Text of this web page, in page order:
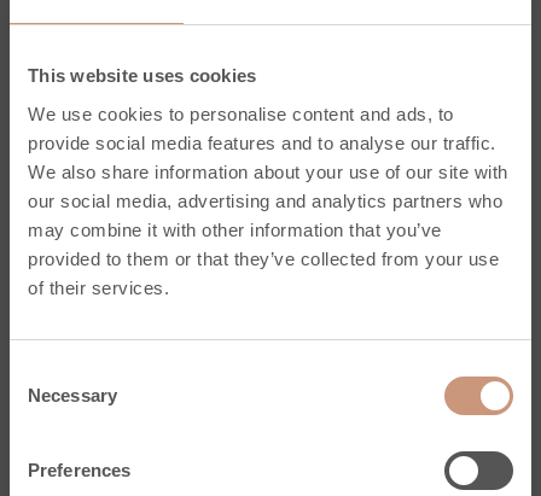
This website uses cookies
We use cookies to personalise content and ads, to
provide social media features and to analyse our traffic.
We also share information about your use of our site with
our social media, advertising and analytics partners who
may combine it with other information that you’ve
provided to them or that they’ve collected from your use
of their services.
Selection
Necessary
Preferences
Klassiska
Kaminer
Kampanjmallar
Måttbeställningstjänst
Support
Bastu
Kevo elektriska bastuaggregat
Vedeldade bastuugnar
Inspireras och lär